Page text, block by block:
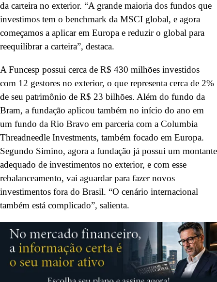
da carteira no exterior. “A grande maioria dos fundos que
investimos tem o benchmark da MSCI global, e agora
começamos a aplicar em Europa e reduzir o global para
reequilibrar a carteira”, destaca.
A Funcesp possui cerca de R$ 430 milhões investidos
com 12 gestores no exterior, o que representa cerca de 2%
de seu patrimônio de R$ 23 bilhões. Além do fundo da
Bram, a fundação aplicou também no início do ano em
um fundo da Rio Bravo em parceria com a Columbia
Threadneedle Investments, também focado em Europa.
Segundo Simino, agora a fundação já possui um montante
adequado de investimentos no exterior, e com esse
rebalanceamento, vai aguardar para fazer novos
investimentos fora do Brasil. “O cenário internacional
também está complicado”, salienta.